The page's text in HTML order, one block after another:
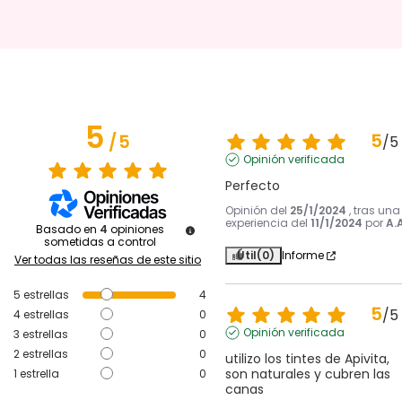
5/5
Basado en 4 opiniones
sometidas a control
Ver todas las reseñas de este sitio
5 estrellas
4
4estrellas
0
3 estrellas
0
2estrellas
0
1 estrella 0
5/5
Opinión verificada
Perfecto
Opinión del 25/1/2024 , tras una
experiencia del 11/1/2024 por
Útil(0) Informe
5/5
Opinión verificada
utilizo los tintes de Apivita,
son naturales y cubren las
canas